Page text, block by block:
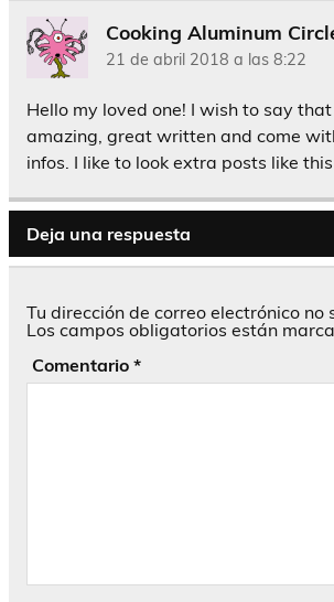
Cooking Aluminum
21 de abril 2018 a las 8:22
Hello my loved one! I wish to say
amazing, great written and come
infos. I like to look extra posts like
Deja una respuesta
Tu dirección de correo electrónico no
Los campos obligatorios están
Comentario *